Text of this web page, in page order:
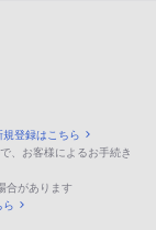
登録はこちら
、お客様によるお手続き
合があります
ら